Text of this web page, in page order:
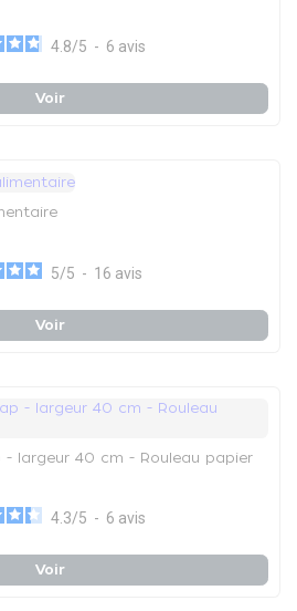
4.8/5 - 6 avis
Voir
5/5 - 16 avis
Voir
- largeur 40 cm - Rouleau papier
4.3/5 - 6 avis
Voir